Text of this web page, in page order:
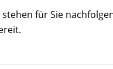
für Sie